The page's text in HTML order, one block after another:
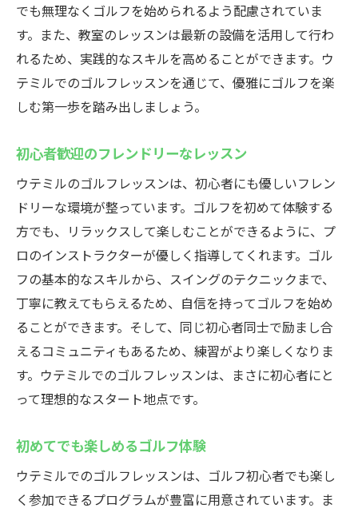
でも無理なくゴルフを始められるよう配慮されていま
す。また、教室のレッスンは最新の設備を活用して行わ
れるため、実践的なスキルを高めることができます。ウ
テミルでのゴルフレッスンを通じて、優雅にゴルフを楽
しむ第一歩を踏み出しましょう。
初心者歓迎のフレンドリーなレッスン
ウテミルのゴルフレッスンは、初心者にも優しいフレン
ドリーな環境が整っています。ゴルフを初めて体験する
方でも、リラックスして楽しむことができるように、プ
ロのインストラクターが優しく指導してくれます。ゴル
フの基本的なスキルから、スイングのテクニックまで、
丁寧に教えてもらえるため、自信を持ってゴルフを始め
ることができます。そして、同じ初心者同士で励まし合
えるコミュニティもあるため、練習がより楽しくなりま
す。ウテミルでのゴルフレッスンは、まさに初心者にと
って理想的なスタート地点です。
初めてでも楽しめるゴルフ体験
ウテミルでのゴルフレッスンは、ゴルフ初心者でも楽し
く参加できるプログラムが豊富に用意されています。ま